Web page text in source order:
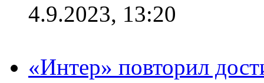
4.9.2023, 13:20
«Интер» повторил